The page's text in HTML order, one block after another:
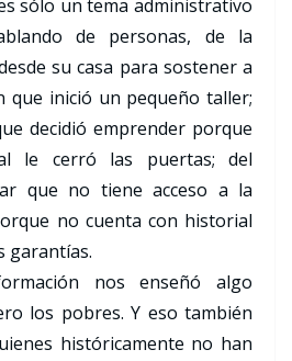
sólo un tema administrativo
de personas, de la
su casa para sostener a
que inició un pequeño taller;
decidió emprender porque
le cerró las puertas; del
que no tiene acceso a la
no cuenta con historial
garantías.
nos enseñó algo
los pobres. Y eso también
históricamente no han